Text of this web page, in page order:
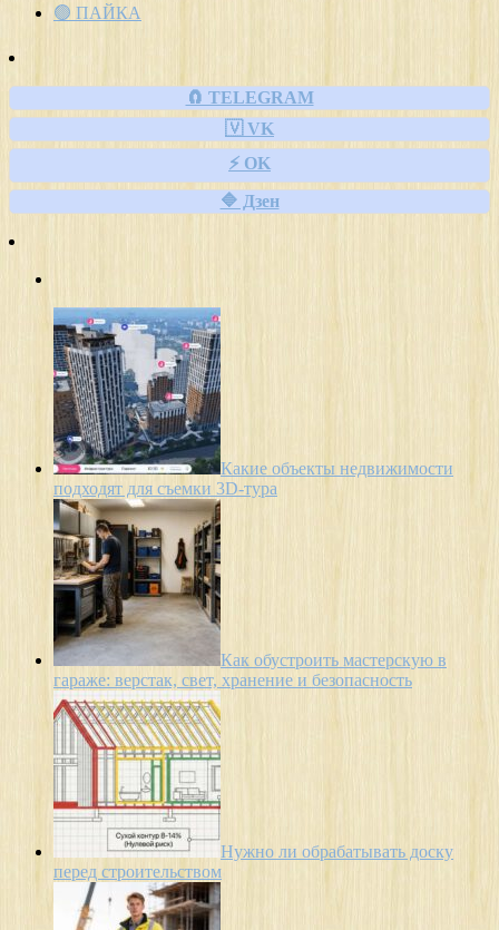
🟢 ПАЙКА
🧲 TELEGRAM
🇻 VK
⚡ OK
🔷 Дзен
Какие объекты недвижимости
подходят для съемки 3D-тура
Как обустроить мастерскую в
гараже: верстак, свет, хранение и безопасность
Нужно ли обрабатывать доску
перед строительством